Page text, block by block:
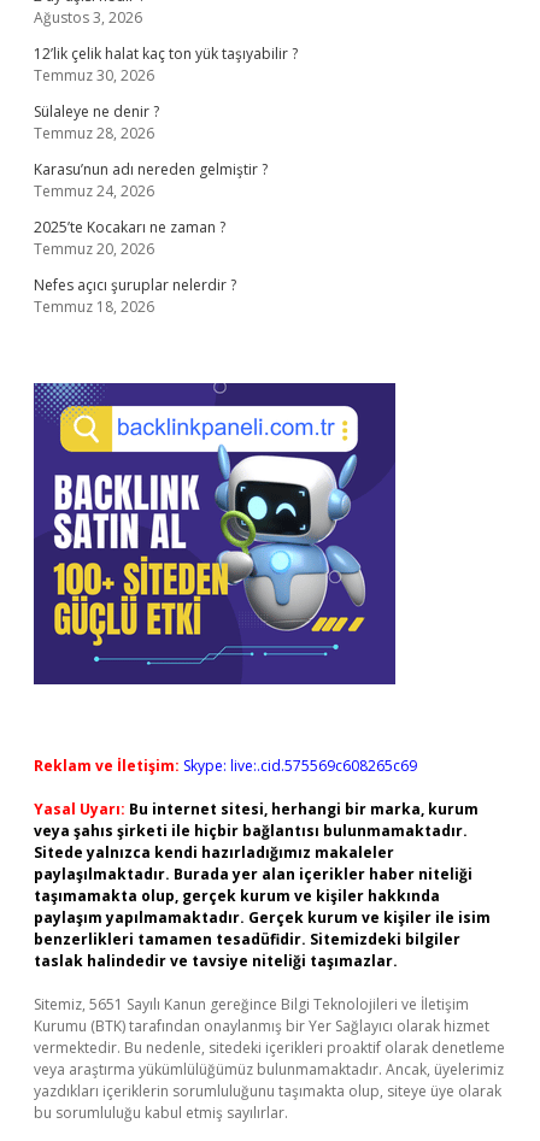
Ağustos 3, 2026
12’lik çelik halat kaç ton yük taşıyabilir ?
Temmuz 30, 2026
Sülaleye ne denir ?
Temmuz 28, 2026
Karasu’nun adı nereden gelmiştir ?
Temmuz 24, 2026
2025’te Kocakarı ne zaman ?
Temmuz 20, 2026
Nefes açıcı şuruplar nelerdir ?
Temmuz 18, 2026
Reklam ve İletişim: Skype: live:.cid.575569c608265c69
Yasal Uyarı: Bu internet sitesi, herhangi bir marka, kurum
veya şahıs şirketi ile hiçbir bağlantısı bulunmamaktadır.
Sitede yalnızca kendi hazırladığımız makaleler
paylaşılmaktadır. Burada yer alan içerikler haber niteliği
taşımamakta olup, gerçek kurum ve kişiler hakkında
paylaşım yapılmamaktadır. Gerçek kurum ve kişiler ile isim
benzerlikleri tamamen tesadüfidir. Sitemizdeki bilgiler
taslak halindedir ve tavsiye niteliği taşımazlar.
Sitemiz, 5651 Sayılı Kanun gereğince Bilgi Teknolojileri ve İletişim
Kurumu (BTK) tarafından onaylanmış bir Yer Sağlayıcı olarak hizmet
vermektedir. Bu nedenle, sitedeki içerikleri proaktif olarak denetleme
veya araştırma yükümlülüğümüz bulunmamaktadır. Ancak, üyelerimiz
yazdıkları içeriklerin sorumluluğunu taşımakta olup, siteye üye olarak
bu sorumluluğu kabul etmiş sayılırlar.